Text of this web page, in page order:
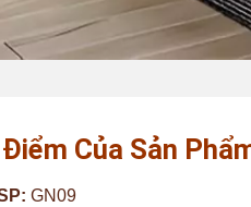
Của Sản
GN09